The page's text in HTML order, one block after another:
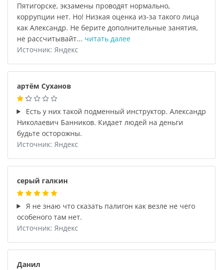
Пятигорске, экзамены проводят нормально,
коррупции нет. Но! Низкая оценка из-за такого лица
как Александр. Не берите дополнительные занятия,
не рассчитывайт... читать далее
Источник: Яндекс
артём Суханов
Есть у них такой подменный инструктор. Александр
Николаевич Банников. Кидает людей на деньги
будьте осторожны.
Источник: Яндекс
серый галкин
Я не знаю что сказать палигон как везле не чего
особеного там нет.
Источник: Яндекс
Данил